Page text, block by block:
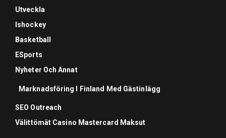
Utveckla
Ishockey
Basketball
ESports
Nyheter Och Annat
Marknadsföring I Finland Med Gästinlägg
SEO Outreach
Välittömät Casino Mastercard Maksut